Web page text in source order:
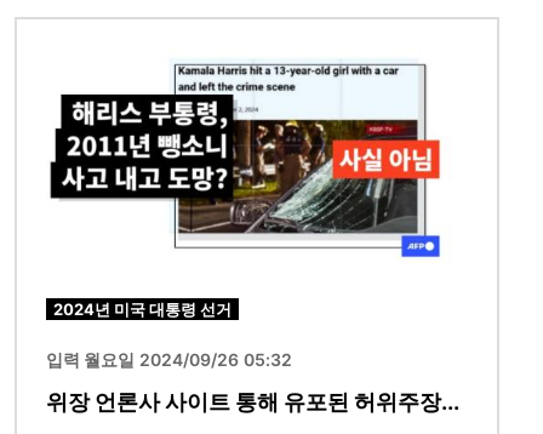
2024년 미국 대통령 선거
입력 월요일 2024/09/26 05:32
위장 언론사 사이트 통해 유포된 허위주장...